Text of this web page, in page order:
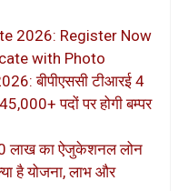
2026: Register Now
with Photo
बीपीएससी टीआरई 4
पदों पर होगी बम्पर
लाख का ऐजुकेशनल लोन
है योजना, लाभ और